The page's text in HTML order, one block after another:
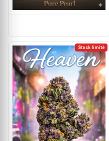
Stock limité